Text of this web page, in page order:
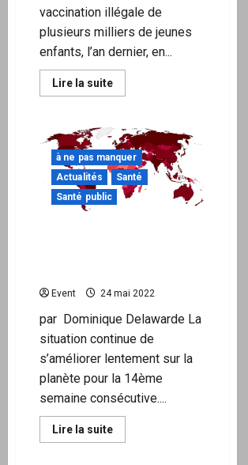
vaccination illégale de
plusieurs milliers de jeunes
enfants, l’an dernier, en...
Lire la suiteEn
savoir
Véran
a-
t-
il
couvert
des
milliers
de
à ne pas manquer
Actualités
Santé
Santé public
Event 24 mai 2022
par Dominique Delawarde La
situation continue de
s’améliorer lentement sur la
planète pour la 14ème
semaine consécutive....
Lire la suiteEn
savoir